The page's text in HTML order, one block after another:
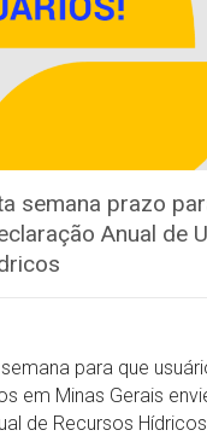
semana prazo
Anual de
para que
em Minas Gerais
de Recursos Hídricos